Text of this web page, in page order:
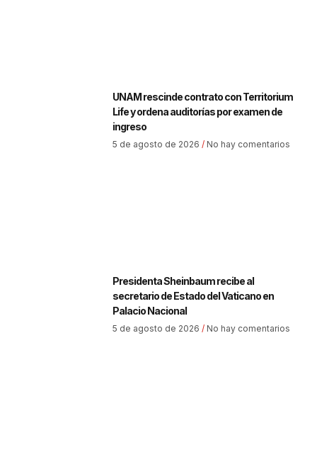
UNAM rescinde contrato con Territorium
Life y ordena auditorías por examen de
ingreso
5 de agosto de 2026 No hay comentarios
Presidenta Sheinbaum recibe al
secretario de Estado del Vaticano en
Palacio Nacional
5 de agosto de 2026 No hay comentarios